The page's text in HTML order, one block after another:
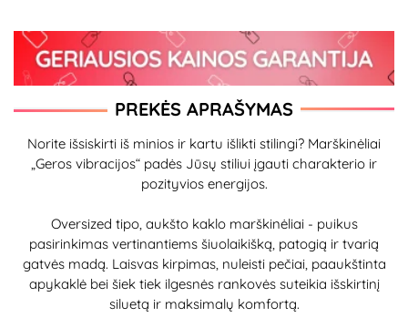
PREKĖS APRAŠYMAS
Norite išsiskirti iš minios ir kartu išlikti stilingi? Marškinėliai
„Geros vibracijos“ padės Jūsų stiliui įgauti charakterio ir
pozityvios energijos.
Oversized tipo, aukšto kaklo marškinėliai - puikus
pasirinkimas vertinantiems šiuolaikišką, patogią ir tvarią
gatvės madą. Laisvas kirpimas, nuleisti pečiai, paaukštinta
apykaklė bei šiek tiek ilgesnės rankovės suteikia išskirtinį
siluetą ir maksimalų komfortą.